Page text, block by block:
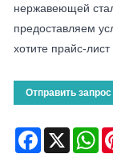
нержавеющей
предоставляем
хотите прайс-
Отправить запрос
Facebook
X